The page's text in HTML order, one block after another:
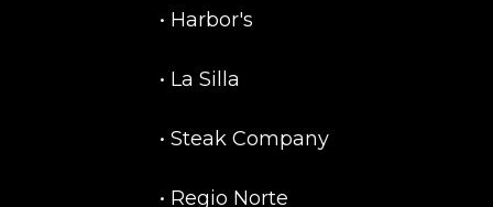
• Harbor's
• La Silla
• Steak Company
• Regio Norte